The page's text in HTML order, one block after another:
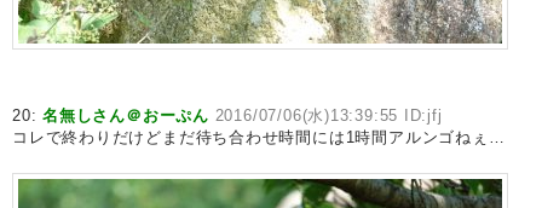
20:名無しさん＠おーぷん 2016/07/06(水)13:39:55 ID:jfj
コレで終わりだけどまだ待ち合わせ時間には1時間アルンゴねぇ…